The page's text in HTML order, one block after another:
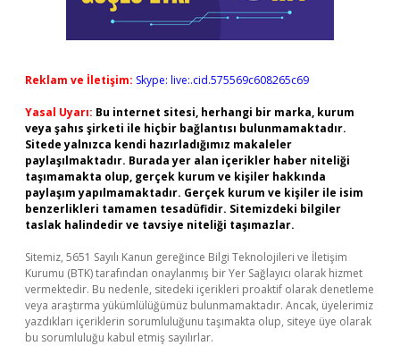
Reklam ve İletişim: Skype: live:.cid.575569c608265c69
Yasal Uyarı: Bu internet sitesi, herhangi bir marka, kurum
veya şahıs şirketi ile hiçbir bağlantısı bulunmamaktadır.
Sitede yalnızca kendi hazırladığımız makaleler
paylaşılmaktadır. Burada yer alan içerikler haber niteliği
taşımamakta olup, gerçek kurum ve kişiler hakkında
paylaşım yapılmamaktadır. Gerçek kurum ve kişiler ile isim
benzerlikleri tamamen tesadüfidir. Sitemizdeki bilgiler
taslak halindedir ve tavsiye niteliği taşımazlar.
Sitemiz, 5651 Sayılı Kanun gereğince Bilgi Teknolojileri ve İletişim
Kurumu (BTK) tarafından onaylanmış bir Yer Sağlayıcı olarak hizmet
vermektedir. Bu nedenle, sitedeki içerikleri proaktif olarak denetleme
veya araştırma yükümlülüğümüz bulunmamaktadır. Ancak, üyelerimiz
yazdıkları içeriklerin sorumluluğunu taşımakta olup, siteye üye olarak
bu sorumluluğu kabul etmiş sayılırlar.